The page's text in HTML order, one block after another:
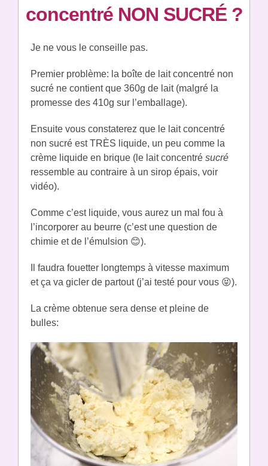
concentré NON SUCRÉ ?
Je ne vous le conseille pas.
Premier problème: la boîte de lait concentré non
sucré ne contient que 360g de lait (malgré la
promesse des 410g sur l’emballage).
Ensuite vous constaterez que le lait concentré
non sucré est TRÈS liquide, un peu comme la
crème liquide en brique (le lait concentré sucré
ressemble au contraire à un sirop épais, voir
vidéo).
Comme c’est liquide, vous aurez un mal fou à
l’incorporer au beurre (c’est une question de
chimie et de l’émulsion 😊).
Il faudra fouetter longtemps à vitesse maximum
et ça va gicler de partout (j’ai testé pour vous 😝).
La crème obtenue sera dense et pleine de
bulles: